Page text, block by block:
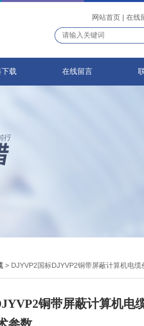
网站首页 | 在线
下载 在线留言
> DJYVP2国标DJYVP2铜带屏蔽计算机电缆价格
铜带屏蔽计算机电